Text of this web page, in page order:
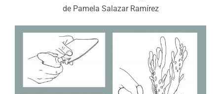
de Pamela Salazar Ramírez